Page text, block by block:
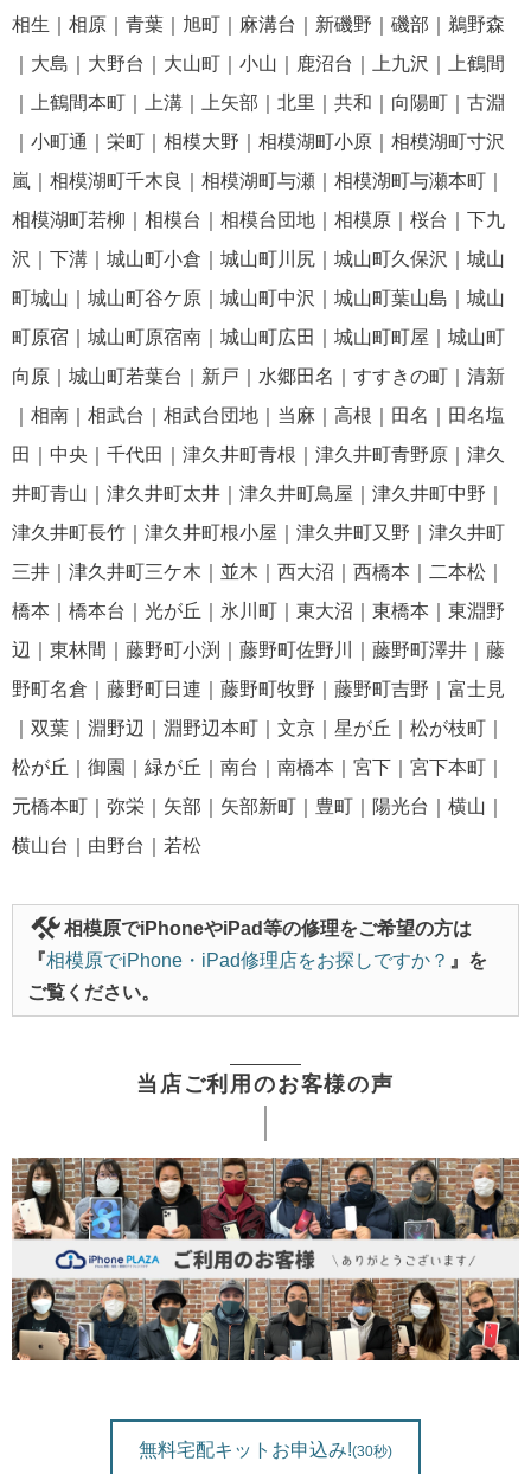
相生｜相原｜青葉｜旭町｜麻溝台｜新磯野｜磯部｜鵜野森
｜大島｜大野台｜大山町｜小山｜鹿沼台｜上九沢｜上鶴間
｜上鶴間本町｜上溝｜上矢部｜北里｜共和｜向陽町｜古淵
｜小町通｜栄町｜相模大野｜相模湖町小原｜相模湖町寸沢
嵐｜相模湖町千木良｜相模湖町与瀬｜相模湖町与瀬本町｜
相模湖町若柳｜相模台｜相模台団地｜相模原｜桜台｜下九
沢｜下溝｜城山町小倉｜城山町川尻｜城山町久保沢｜城山
町城山｜城山町谷ケ原｜城山町中沢｜城山町葉山島｜城山
町原宿｜城山町原宿南｜城山町広田｜城山町町屋｜城山町
向原｜城山町若葉台｜新戸｜水郷田名｜すすきの町｜清新
｜相南｜相武台｜相武台団地｜当麻｜高根｜田名｜田名塩
田｜中央｜千代田｜津久井町青根｜津久井町青野原｜津久
井町青山｜津久井町太井｜津久井町鳥屋｜津久井町中野｜
津久井町長竹｜津久井町根小屋｜津久井町又野｜津久井町
三井｜津久井町三ケ木｜並木｜西大沼｜西橋本｜二本松｜
橋本｜橋本台｜光が丘｜氷川町｜東大沼｜東橋本｜東淵野
辺｜東林間｜藤野町小渕｜藤野町佐野川｜藤野町澤井｜藤
野町名倉｜藤野町日連｜藤野町牧野｜藤野町吉野｜富士見
｜双葉｜淵野辺｜淵野辺本町｜文京｜星が丘｜松が枝町｜
松が丘｜御園｜緑が丘｜南台｜南橋本｜宮下｜宮下本町｜
元橋本町｜弥栄｜矢部｜矢部新町｜豊町｜陽光台｜横山｜
横山台｜由野台｜若松
相模原でiPhoneやiPad等の修理をご希望の方は
『相模原でiPhone・iPad修理店をお探しですか？ 』を
ご覧ください。
当店ご利用のお客様の声
無料宅配キットお申込み!(30秒)